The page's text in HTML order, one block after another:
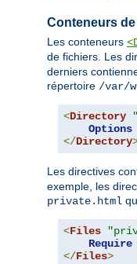
Conteneurs
Les conteneurs
de fichiers. Les
derniers
répertoire /var/
<Directory
Options
</Directory
Les directives
exemple, les
private.html
<Files
Require
</Files>